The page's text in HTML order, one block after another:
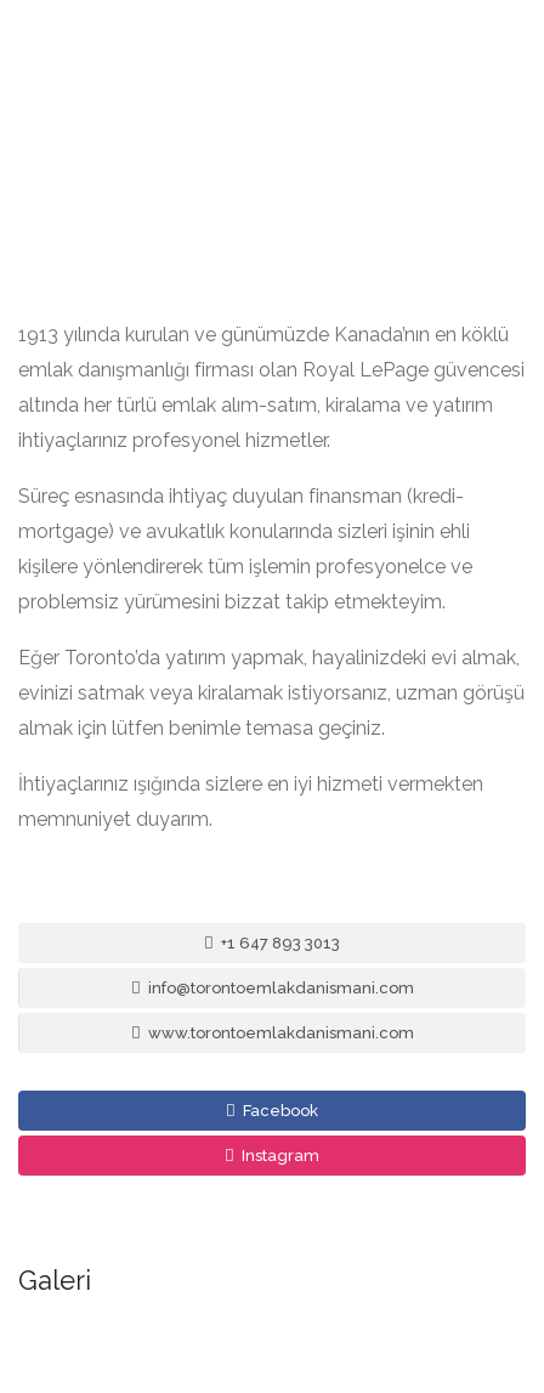
1913 yılında kurulan ve günümüzde Kanada’nın en köklü
emlak danışmanlığı firması olan Royal LePage güvencesi
altında her türlü emlak alım-satım, kiralama ve yatırım
ihtiyaçlarınız profesyonel hizmetler.
Süreç esnasında ihtiyaç duyulan finansman (kredi-
mortgage) ve avukatlık konularında sizleri işinin ehli
kişilere yönlendirerek tüm işlemin profesyonelce ve
problemsiz yürümesini bizzat takip etmekteyim.
Eğer Toronto’da yatırım yapmak, hayalinizdeki evi almak,
evinizi satmak veya kiralamak istiyorsanız, uzman görüşü
almak için lütfen benimle temasa geçiniz.
İhtiyaçlarınız ışığında sizlere en iyi hizmeti vermekten
memnuniyet duyarım.
+1 647 893 3013
info@torontoemlakdanismani.com
www.torontoemlakdanismani.com
Facebook
Instagram
Galeri